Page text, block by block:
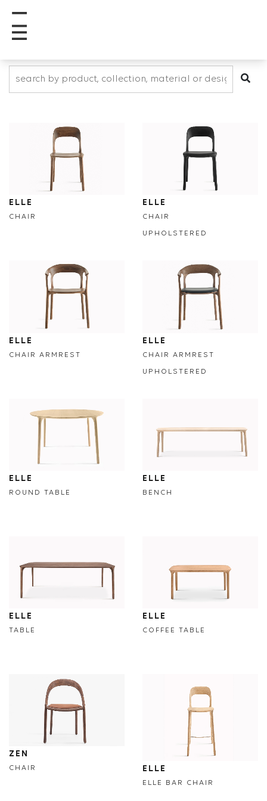
ELLE
CHAIR
ELLE
CHAIR
UPHOLSTERED
ELLE
CHAIR ARMREST
ELLE
CHAIR ARMREST
UPHOLSTERED
ELLE
ROUND TABLE
ELLE
BENCH
ELLE
TABLE
ELLE
COFFEE TABLE
ZEN
CHAIR ELLE
ELLE BAR CHAIR